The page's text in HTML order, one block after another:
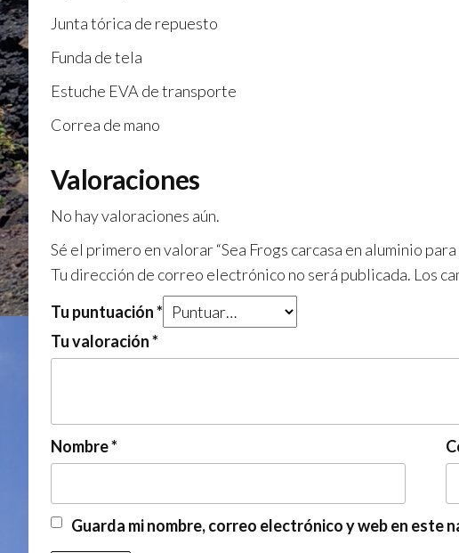
Junta tórica de repuesto
Funda de tela
Estuche EVA de transporte
Correa de mano
Valoraciones
No hay valoraciones aún.
Sé el primero en valorar “Sea Frogs carcasa en aluminio
Tu dirección de correo electrónico no será publicada. Los
Tu puntuación*
Tu valoración*
Nombre*
Guarda mi nombre, correo electrónico y web en este